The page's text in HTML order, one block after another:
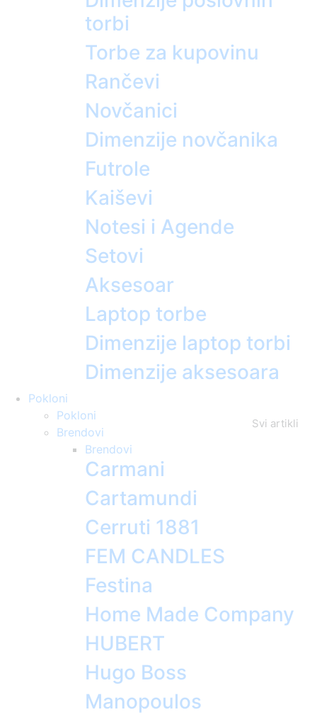
torbi
Torbe za kupovinu
Rančevi
Novčanici
Dimenzije novčanika
Futrole
Kaiševi
Notesi i Agende
Setovi
Aksesoar
Laptop torbe
Dimenzije laptop torbi
Dimenzije aksesoara
Pokloni
Svi artikli
Pokloni
Brendovi
Brendovi
Carmani
Cartamundi
Cerruti 1881
FEM CANDLES
Festina
Home Made Company
HUBERT
Hugo Boss
Manopoulos